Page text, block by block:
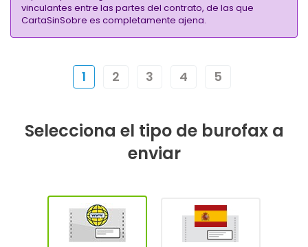
vinculantes entre las partes del contrato, de las que
CartaSinSobre es completamente ajena.
1 2 3 4 5
Selecciona el tipo de burofax a
enviar